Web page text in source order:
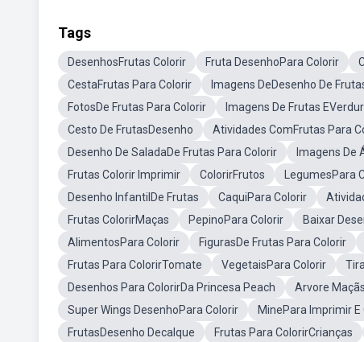
Tags
DesenhosFrutas Colorir Fruta DesenhoPara Colorir
CestaFrutas Para Colorir
Imagens DeDesenho De
FotosDe Frutas Para Colorir
Imagens De Frutas
Cesto De FrutasDesenho
Atividades ComFrutas Para
Desenho De SaladaDe Frutas Para Colorir
Imagens De
Frutas Colorir Imprimir
ColorirFrutos LegumesPara
Desenho InfantilDe Frutas
CaquiPara Colorir
Frutas ColorirMaças
PepinoPara Colorir Baixar
AlimentosPara Colorir
FigurasDe Frutas Para Colorir
Frutas Para ColorirTomate
VegetaisPara Colorir
Desenhos Para ColorirDa Princesa Peach
Arvore
Super Wings DesenhoPara Colorir
MinePara Imprimir E
FrutasDesenho Decalque
Frutas Para ColorirCrianças